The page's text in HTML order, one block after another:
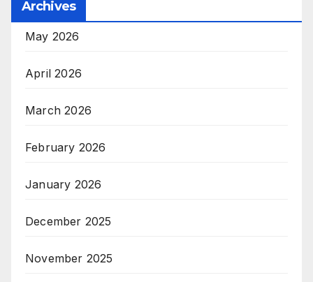
Archives
May 2026
April 2026
March 2026
February 2026
January 2026
December 2025
November 2025